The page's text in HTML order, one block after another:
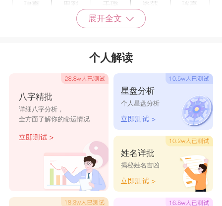
珒爽 思彩 千璐 姿莎 珖亭
夕露 宸淑 纯素
阡霞
铄仙 钧雪 绚叶 玹维
旋霄 修雅
诗瑾 才玲
珊珊 瑞萱 铭婷
洁宛 雨真 寒甜
黛裳 幼卉 盼樱 晴岚
娟兔 净艺 佩萱 佳黛
品妤 妍昔 宛静
展开全文
个人解读
八字精批
详细八字分析，
全方面了解你的命运情况
星盘分析
个人星盘分析
姓名详批
揭秘姓名吉凶